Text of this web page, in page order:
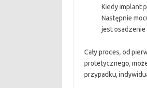
Kiedy implant
Następnie
jest osadzenie
Cały proces, od
protetycznego,
przypadku,